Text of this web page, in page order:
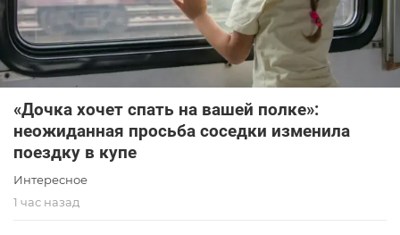
«Дочка хочет спать на вашей полке»:
неожиданная просьба соседки изменила
поездку в купе
Интересное
1 час назад